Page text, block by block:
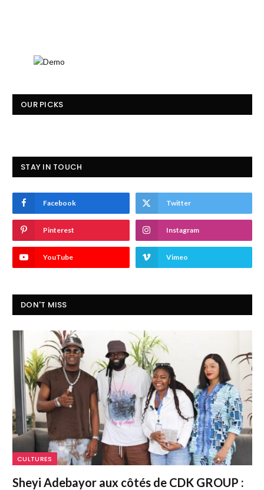
OUR PICKS
STAY IN TOUCH
Facebook Twitter
Pinterest Instagram
YouTube Vimeo
DON'T MISS
CULTURES
Sheyi Adebayor aux côtés de CDK GROUP :